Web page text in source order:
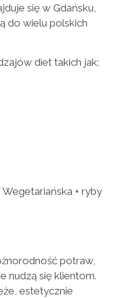
się w Gdańsku,
do wielu polskich
diet takich jak:
+ ryby
potraw,
nudzą się klientom.
estetycznie